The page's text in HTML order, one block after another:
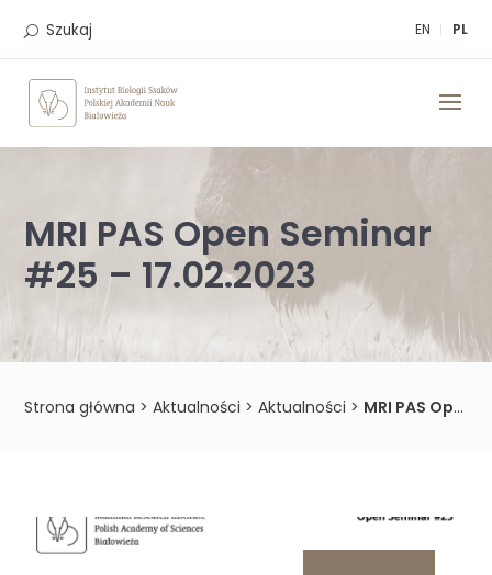
EN PL
Szukaj
MRI PAS Open Seminar
#25 – 17.02.2023
Strona główna >Aktualności >Aktualności > MRI PAS Open Seminar #25 – 17.02.2023